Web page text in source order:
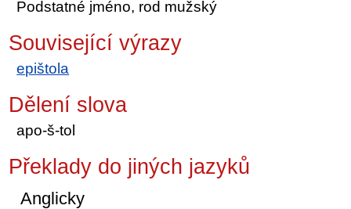
Podstatné jméno, rod mužský
Související výrazy
epištola
Dělení slova
apo-š-tol
Překlady do jiných jazyků
Anglicky